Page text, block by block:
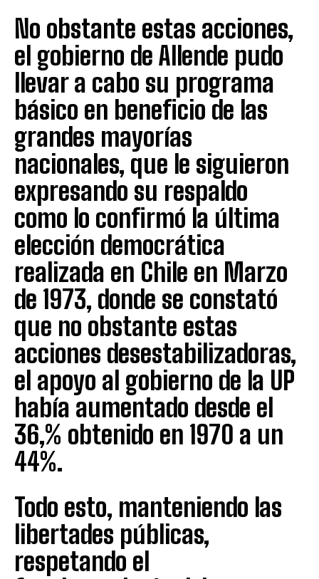
No obstante estas acciones,
el gobierno de Allende pudo
llevar a cabo su programa
básico en beneficio de las
grandes mayorías
nacionales, que le siguieron
expresando su respaldo
como lo confirmó la última
elección democrática
realizada en Chile en Marzo
de 1973, donde se constató
que no obstante estas
acciones desestabilizadoras,
el apoyo al gobierno de la UP
había aumentado desde el
36,% obtenido en 1970 a un
44%.
Todo esto, manteniendo las
libertades públicas,
respetando el